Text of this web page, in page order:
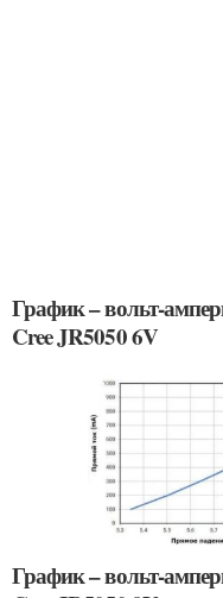
График – вольт-
Cree JR5050 6V
График – вольт-